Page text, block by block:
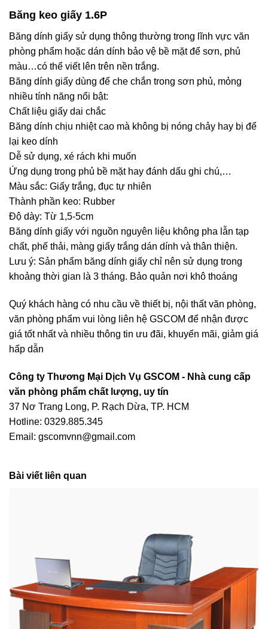
Băng keo giấy 1.6P
Băng dính giấy sử dụng thông thường trong lĩnh vực văn
phòng phẩm hoặc dán dính bảo vệ bề mặt để sơn, phủ
màu…có thể viết lên trên nền trắng.
Băng dính giấy dùng để che chắn trong sơn phủ, mỏng
nhiều tính năng nổi bật:
Chất liệu giấy dai chắc
Băng dính chịu nhiệt cao mà không bị nóng chảy hay bị để
lại keo dính
Dễ sử dụng, xé rách khi muốn
Ứng dụng trong phủ bề mặt hay đánh dấu ghi chú,…
Màu sắc: Giấy trắng, đục tự nhiên
Thành phần keo: Rubber
Độ dày: Từ 1,5-5cm
Băng dính giấy với nguồn nguyên liệu không pha lẫn tạp
chất, phế thải, màng giấy trắng dán dính và thân thiện.
Lưu ý: Sản phẩm băng dính giấy chỉ nên sử dụng trong
khoảng thời gian là 3 tháng. Bảo quản nơi khô thoáng
Quý khách hàng có nhu cầu về thiết bị, nội thất văn phòng,
văn phòng phẩm vui lòng liên hệ GSCOM để nhận được
giá tốt nhất và nhiều thông tin ưu đãi, khuyến mãi, giảm giá
hấp dẫn
Công ty Thương Mại Dịch Vụ GSCOM - Nhà cung cấp
văn phòng phẩm chất lượng, uy tín
37 Nơ Trang Long, P. Rạch Dừa, TP. HCM
Hotline: 0329.885.345
Email: gscomvnn@gmail.com
Bài viết liên quan